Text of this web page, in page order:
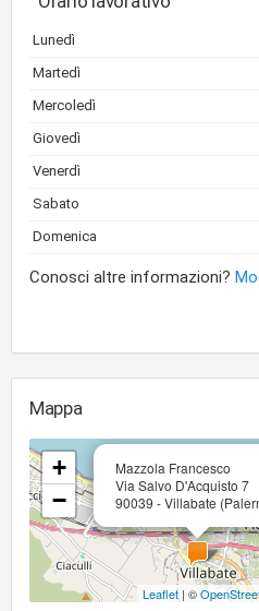
Lunedì
Martedì
Mercoledì
Giovedì
Venerdì
Sabato
Domenica
Conosci altre informazioni?
Mappa
Mazzola Francesco
Via Salvo D'Acquisto 7
90039 - Villabate
+
−
Leaflet | ©